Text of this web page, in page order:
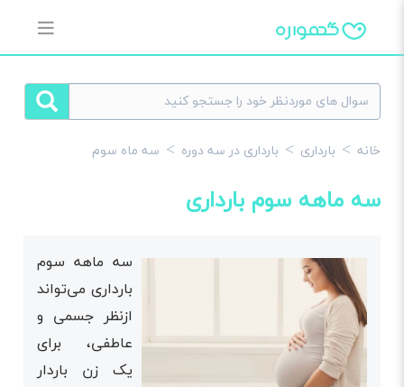
خانه بارداری بارداری در سه دوره سه ماه سوم
سه ماهه سوم بارداری
سه ماهه سوم
بارداری می‌تواند
ازنظر جسمی و
عاطفی، برای
یک زن باردار